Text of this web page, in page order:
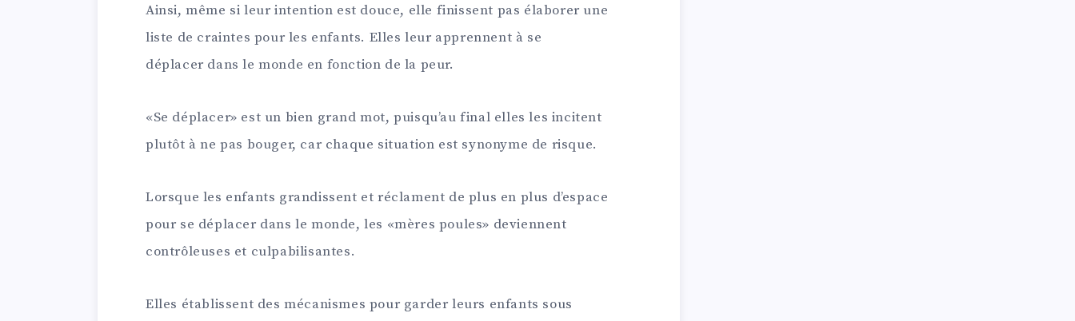
Ainsi, même si leur intention est douce, elle finissent pas élaborer une
liste de craintes pour les enfants. Elles leur apprennent à se
déplacer dans le monde en fonction de la peur.
«Se déplacer» est un bien grand mot, puisqu’au final elles les incitent
plutôt à ne pas bouger, car chaque situation est synonyme de risque.
Lorsque les enfants grandissent et réclament de plus en plus d’espace
pour se déplacer dans le monde, les «mères poules» deviennent
contrôleuses et culpabilisantes.
Elles établissent des mécanismes pour garder leurs enfants sous